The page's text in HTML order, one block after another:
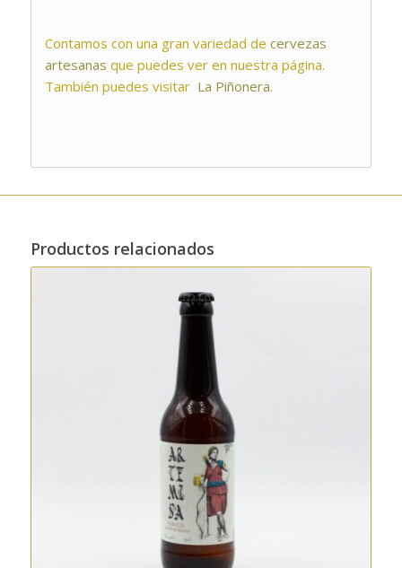
Contamos con una gran variedad de cervezas
artesanas que puedes ver en nuestra página.
También puedes visitar La Piñonera.
Productos relacionados